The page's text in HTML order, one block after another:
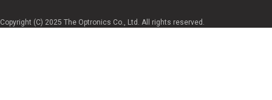
Copyright (C) 2025 The Optronics Co., Ltd. All rights reserved.